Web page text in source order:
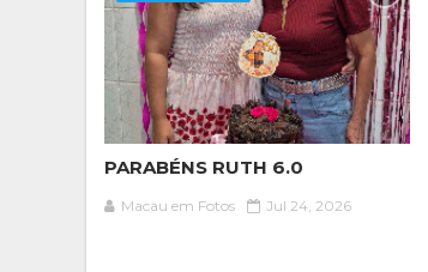
PARABÉNS RUTH 6.0
Macau em Fotos Jul 24, 2026